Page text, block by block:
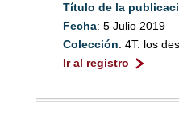
Título de la
Fecha: 5 Julio 2019
Colección: 4T: los
Ir al registro